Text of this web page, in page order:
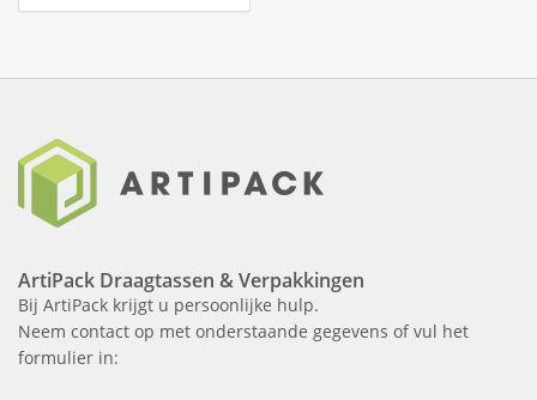
ArtiPack Draagtassen & Verpakkingen
Bij ArtiPack krijgt u persoonlijke hulp.
Neem contact op met onderstaande gegevens of vul het
formulier in: